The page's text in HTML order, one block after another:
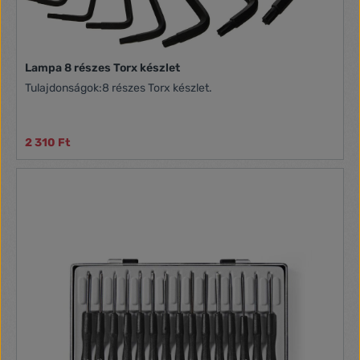
Lampa 8 részes Torx készlet
Tulajdonságok:8 részes Torx készlet.
2 310 Ft